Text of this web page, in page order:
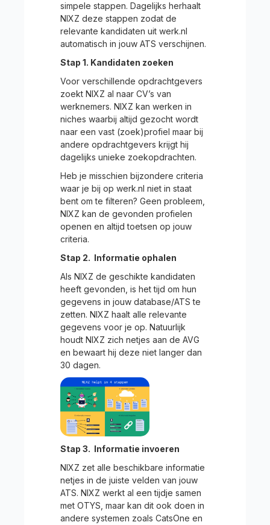
simpele stappen. Dagelijks herhaalt
NIXZ deze stappen zodat de
relevante kandidaten uit werk.nl
automatisch in jouw ATS verschijnen.
Stap 1. Kandidaten zoeken
Voor verschillende opdrachtgevers
zoekt NIXZ al naar CV’s van
werknemers. NIXZ kan werken in
niches waarbij altijd gezocht wordt
naar een vast (zoek)profiel maar bij
andere opdrachtgevers krijgt hij
dagelijks unieke zoekopdrachten.
Heb je misschien bijzondere criteria
waar je bij op werk.nl niet in staat
bent om te filteren? Geen probleem,
NIXZ kan de gevonden profielen
openen en altijd toetsen op jouw
criteria.
Stap 2. Informatie ophalen
Als NIXZ de geschikte kandidaten
heeft gevonden, is het tijd om hun
gegevens in jouw database/ATS te
zetten. NIXZ haalt alle relevante
gegevens voor je op. Natuurlijk
houdt NIXZ zich netjes aan de AVG
en bewaart hij deze niet langer dan
30 dagen.
Stap 3. Informatie invoeren
NIXZ zet alle beschikbare informatie
netjes in de juiste velden van jouw
ATS. NIXZ werkt al een tijdje samen
met OTYS, maar kan dit ook doen in
andere systemen zoals CatsOne en